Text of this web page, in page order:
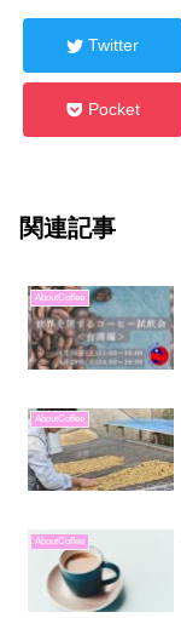
Twitter
Pocket
関連記事
AboutCoffee
AboutCoffee
AboutCoffee